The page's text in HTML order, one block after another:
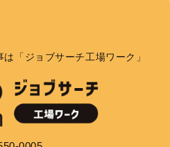
「ジョブサーチ工場ワーク」